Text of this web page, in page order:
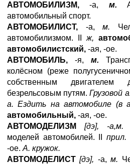
АВТОМОБИЛИЗМ, -а, м.
автомобильный спорт.
АВТОМОБИЛИСТ, -а, м.
автомобилизмом. II ж,
автомобилистский, -ая, -ое.
АВТОМОБИЛЬ, -я, м.
колёсном (реже
собственным
безрельсовым путям.Грузовой
а. Ездить на автомобиле (в
автомобильный, -ая, -ое.
АВТОМОДЕЛИЗМ
[дэ], -а,м.
моделей автомобилей. II прил.
-ое. А. кружок.
АВТОМОДЕЛИСТ [дэ], -а,м.